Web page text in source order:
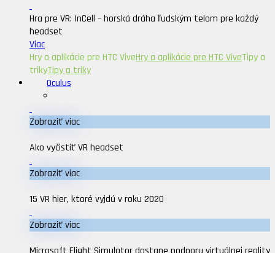
Hra pre VR: InCell – horská dráha ľudským telom pre každý
headset
Viac
Hry a aplikácie pre HTC ViveHry a aplikácie pre HTC ViveTipy a
trikyTipy a triky
Oculus
Zobraziť viac
Ako vyčistiť VR headset
Zobraziť viac
15 VR hier, ktoré vyjdú v roku 2020
Zobraziť viac